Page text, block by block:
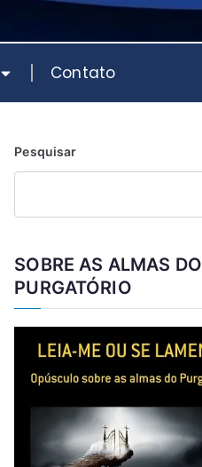
Contato
Pesquisar
SOBRE AS ALMAS DO
PURGATÓRIO